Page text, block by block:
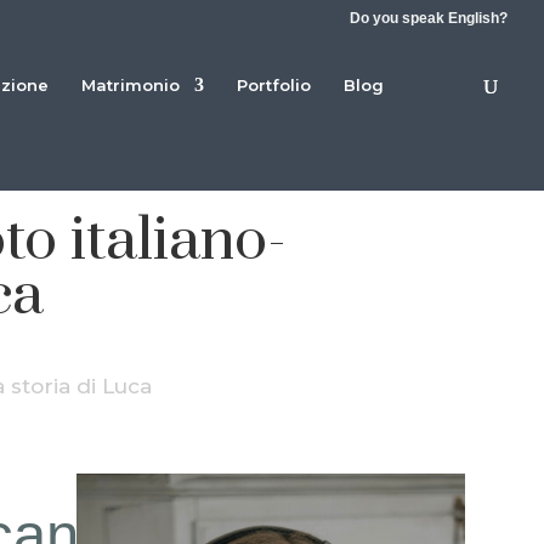
Do you speak English?
Matrimonio Portfolio Blog
italiano-
di Luca